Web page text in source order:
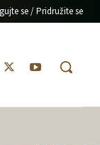
se / Pridružite se